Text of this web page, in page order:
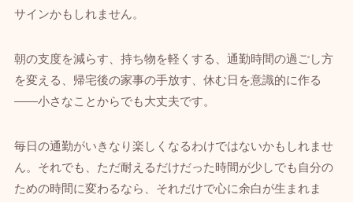
サインかもしれません。
朝の支度を減らす、持ち物を軽くする、通勤時間の過ごし方
を変える、帰宅後の家事の手放す、休む日を意識的に作る
——小さなことからでも大丈夫です。
毎日の通勤がいきなり楽しくなるわけではないかもしれませ
ん。それでも、ただ耐えるだけだった時間が少しでも自分の
ための時間に変わるなら、それだけで心に余白が生まれま